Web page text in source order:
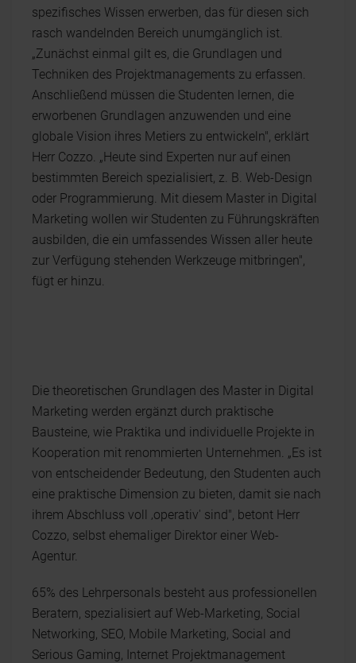
spezifisches Wissen erwerben, das für diesen sich
rasch wandelnden Bereich unumgänglich ist.
„Zunächst einmal gilt es, die Grundlagen und
Techniken des Projektmanagements zu erfassen.
Anschließend müssen die Studenten lernen, die
erworbenen Grundlagen anzuwenden und eine
globale Vision ihres Metiers zu entwickeln", erklärt
Herr Cozzo. „Heute sind Experten nur auf einen
bestimmten Bereich spezialisiert, z. B. Web-Design
oder Programmierung. Mit diesem Master in Digital
Marketing wollen wir Studenten zu Führungskräften
ausbilden, die ein umfassendes Wissen aller heute
zur Verfügung stehenden Werkzeuge mitbringen",
fügt er hinzu.
Die theoretischen Grundlagen des Master in Digital
Marketing werden ergänzt durch praktische
Bausteine, wie Praktika und individuelle Projekte in
Kooperation mit renommierten Unternehmen. „Es ist
von entscheidender Bedeutung, den Studenten auch
eine praktische Dimension zu bieten, damit sie nach
ihrem Abschluss voll ‚operativ' sind", betont Herr
Cozzo, selbst ehemaliger Direktor einer Web-
Agentur.
65% des Lehrpersonals besteht aus professionellen
Beratern, spezialisiert auf Web-Marketing, Social
Networking, SEO, Mobile Marketing, Social and
Serious Gaming, Internet Projektmanagement